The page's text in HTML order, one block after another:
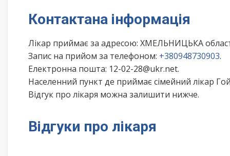
Контактана інформація
Лікар приймає за адресою: ХМЕЛЬНИЦЬКА
Запис на прийом за телефоном: +380948730903.
Електронна пошта: 12-02-28@ukr.net.
Населенний пункт де приймає сімейний лікар
Відгук про лікаря можна залишити нижче.
Відгуки про лікаря